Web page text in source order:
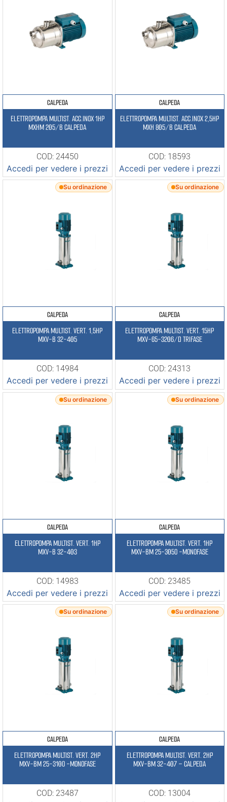
CALPEDA
ELETTROPOMPA MULTIST. ACC.INOX 1HP
MXHM 205/B CALPEDA
COD: 24450
Accedi per vedere i prezzi
CALPEDA
ELETTROPOMPA MULTIST. ACC.INOX 2,5HP
MXH 805/B CALPEDA
COD: 18593
Accedi per vedere i prezzi
Su ordinazione
CALPEDA
ELETTROPOMPA MULTIST. VERT. 1,5HP
MXV-B 32-405
COD: 14984
Accedi per vedere i prezzi
Su ordinazione
CALPEDA
ELETTROPOMPA MULTIST. VERT. 15HP
MXV-65-3206/D TRIFASE
COD: 24313
Accedi per vedere i prezzi
Su ordinazione
CALPEDA
ELETTROPOMPA MULTIST. VERT. 1HP
MXV-B 32-403
COD: 14983
Accedi per vedere i prezzi
Su ordinazione
CALPEDA
ELETTROPOMPA MULTIST. VERT. 1HP
MXV-BM 25-305O -MONOFASE
COD: 23485
Accedi per vedere i prezzi
Su ordinazione
CALPEDA
ELETTROPOMPA MULTIST. VERT. 2HP
MXV-BM 25-310O -MONOFASE
COD: 23487
Su ordinazione
CALPEDA
ELETTROPOMPA MULTIST. VERT. 2HP
MXV-BM 32-407 – CALPEDA
COD: 13004